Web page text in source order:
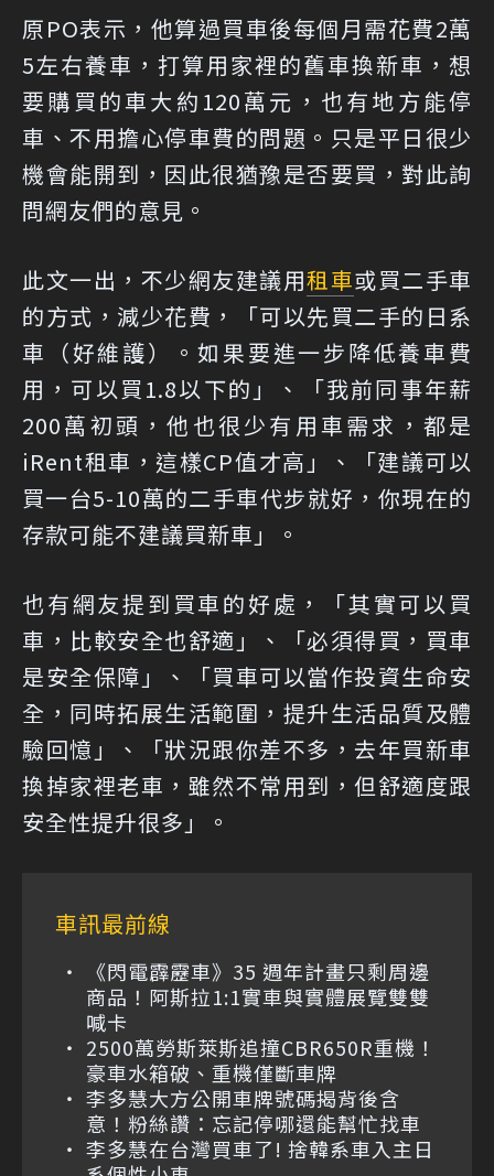
原PO表示，他算過買車後每個月需花費2萬
5左右養車，打算用家裡的舊車換新車，想
要購買的車大約120萬元，也有地方能停
車、不用擔心停車費的問題。只是平日很少
機會能開到，因此很猶豫是否要買，對此詢
問網友們的意見。
此文一出，不少網友建議用租車或買二手車
的方式 ，減少花費，「可以先買二手的日系
車（好維護）。如果要進一步降低養車費
用，可以買1.8以下的」、「我前同事年薪
200萬初頭，他也很少有用車需求，都是
iRent租車，這樣CP值才高」、「建議可以
買一台5-10萬的二手車代步就好，你現在的
存款可能不建議買新車」。
也有網友提到買車的好處，「其實可以買
車，比較安全也舒適」、「必須得買，買車
是安全保障」、「買車可以當作投資生命安
全，同時拓展生活範圍，提升生活品質及體
驗回憶」、「狀況跟你差不多，去年買新車
換掉家裡老車，雖然不常用到，但舒適度跟
安全性提升很多」。
車訊最前線
《閃電霹靂車》35 週年計畫只剩周邊
商品！阿斯拉1:1實車與實體展覽雙雙
喊卡
2500萬勞斯萊斯追撞CBR650R重機！
豪車水箱破、重機僅斷車牌
李多慧大方公開車牌號碼揭背後含
意！粉絲讚：忘記停哪還能幫忙找車
李多慧在台灣買車了! 捨韓系車入主日